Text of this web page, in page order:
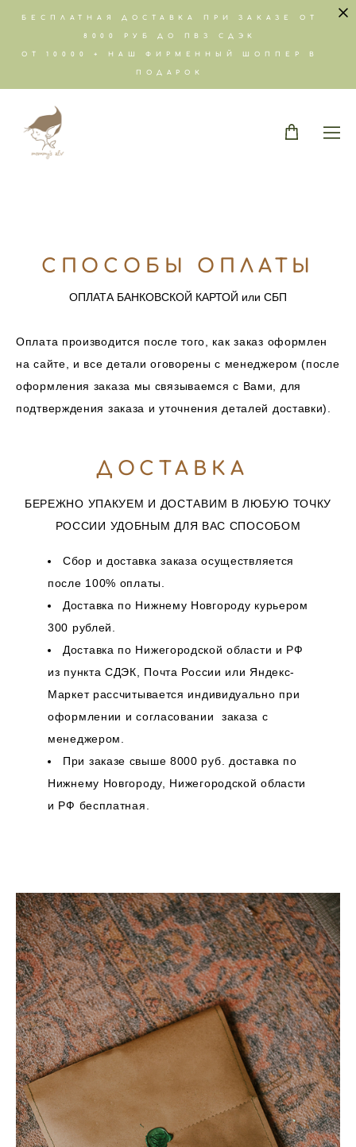
БЕСПЛАТНАЯ ДОСТАВКА ПРИ ЗАКАЗЕ ОТ
8000 РУБ ДО ПВЗ СДЭК
ОТ 10000 + НАШ ФИРМЕННЫЙ ШОППЕР В
ПОДАРОК
СПОСОБЫ ОПЛАТЫ
ОПЛАТА БАНКОВСКОЙ КАРТОЙ или СБП
Оплата производится после того, как заказ оформлен
на сайте, и все детали оговорены с менеджером (после
оформления заказа мы связываемся с Вами, для
подтверждения заказа и уточнения деталей доставки).
ДОСТАВКА
БЕРЕЖНО УПАКУЕМ И ДОСТАВИМ В ЛЮБУЮ ТОЧКУ
РОССИИ УДОБНЫМ ДЛЯ ВАС СПОСОБОМ
Сбор и доставка заказа осуществляется
после 100% оплаты.
Доставка по Нижнему Новгороду курьером
300 рублей.
Доставка по Нижегородской области и РФ
из пункта СДЭК, Почта России или Яндекс-
Маркет рассчитывается индивидуально при
оформлении и согласовании заказа с
менеджером.
При заказе свыше 8000 руб. доставка по
Нижнему Новгороду, Нижегородской области
и РФ бесплатная.